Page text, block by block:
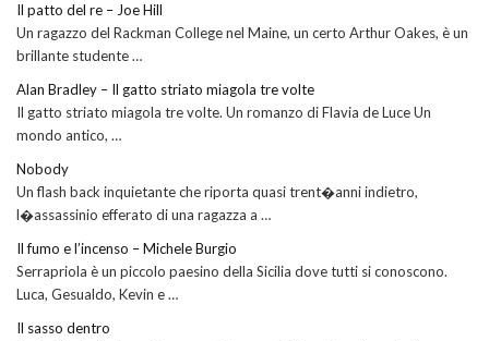
Il patto del re – Joe Hill
Un ragazzo del Rackman College nel Maine, un certo Arthur Oakes, è un
brillante studente …
Alan Bradley – Il gatto striato miagola tre volte
Il gatto striato miagola tre volte. Un romanzo di Flavia de Luce Un
mondo antico, …
Nobody
Un flash back inquietante che riporta quasi trent�anni indietro,
l�assassinio efferato di una ragazza a …
Il fumo e l’incenso – Michele Burgio
Serrapriola è un piccolo paesino della Sicilia dove tutti si conoscono.
Luca, Gesualdo, Kevin e …
Il sasso dentro